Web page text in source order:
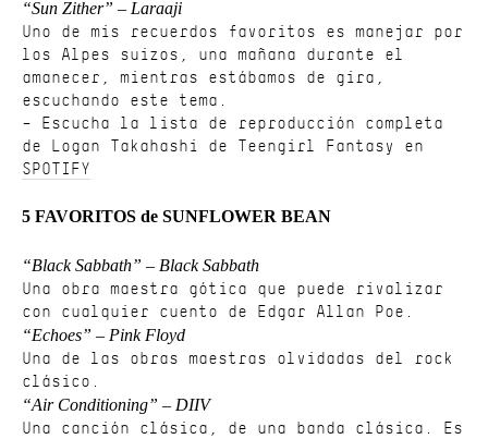
“Sun Zither” – Laraaji
Uno de mis recuerdos favoritos es manejar por
los Alpes suizos, una mañana durante el
amanecer, mientras estábamos de gira,
escuchando este tema.
– Escucha la lista de reproducción completa
de Logan Takahashi de Teengirl Fantasy en
SPOTIFY
5 FAVORITOS de SUNFLOWER BEAN
“Black Sabbath” – Black Sabbath
Una obra maestra gótica que puede rivalizar
con cualquier cuento de Edgar Allan Poe.
“Echoes” – Pink Floyd
Una de las obras maestras olvidadas del rock
clásico.
“Air Conditioning” – DIIV
Una canción clásica, de una banda clásica. Es